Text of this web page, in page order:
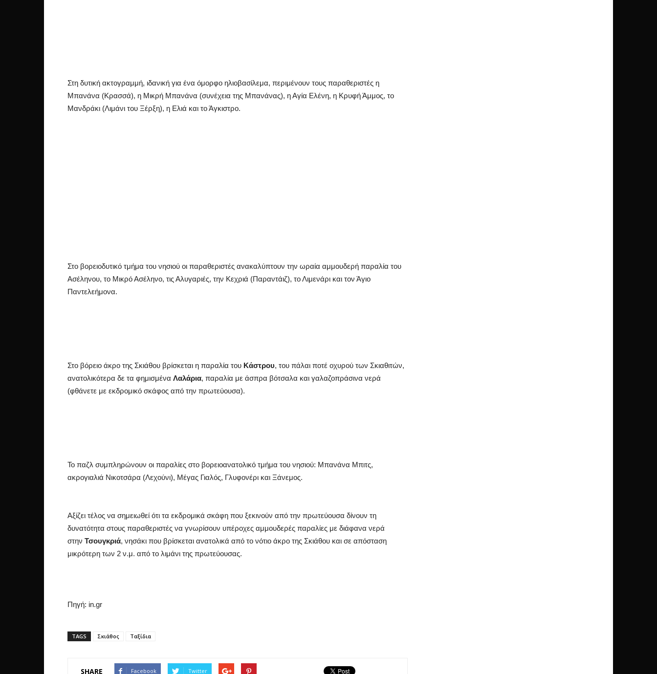
Στη δυτική ακτογραμμή, ιδανική για ένα όμορφο ηλιοβασίλεμα, περιμένουν τους παραθεριστές η
Μπανάνα (Κρασσά), η Μικρή Μπανάνα (συνέχεια της Μπανάνας), η Αγία Ελένη, η Κρυφή Άμμος, το
Μανδράκι (Λιμάνι του Ξέρξη), η Ελιά και το Άγκιστρο.
Στο βορειοδυτικό τμήμα του νησιού οι παραθεριστές ανακαλύπτουν την ωραία αμμουδερή παραλία του
Ασέληνου, το Μικρό Ασέληνο, τις Αλυγαριές, την Κεχριά (Παραντάιζ), το Λιμενάρι και τον Άγιο
Παντελεήμονα.
Στο βόρειο άκρο της Σκιάθου βρίσκεται η παραλία του Κάστρου, του πάλαι ποτέ οχυρού των Σκιαθιτών,
ανατολικότερα δε τα φημισμένα Λαλάρια, παραλία με άσπρα βότσαλα και γαλαζοπράσινα νερά
(φθάνετε με εκδρομικό σκάφος από την πρωτεύουσα).
Το παζλ συμπληρώνουν οι παραλίες στο βορειοανατολικό τμήμα του νησιού: Μπανάνα Μπιτς,
ακρογιαλιά Νικοτσάρα (Λεχούνι), Μέγας Γιαλός, Γλυφονέρι και Ξάνεμος.
Αξίζει τέλος να σημειωθεί ότι τα εκδρομικά σκάφη που ξεκινούν από την πρωτεύουσα δίνουν τη
δυνατότητα στους παραθεριστές να γνωρίσουν υπέροχες αμμουδερές παραλίες με διάφανα νερά
στην Τσουγκριά, νησάκι που βρίσκεται ανατολικά από το νότιο άκρο της Σκιάθου και σε απόσταση
μικρότερη των 2 ν.μ. από το λιμάνι της πρωτεύουσας.
Πηγή: in.gr
TAGS Σκιάθος Ταξίδια
SHARE Facebook Twitter